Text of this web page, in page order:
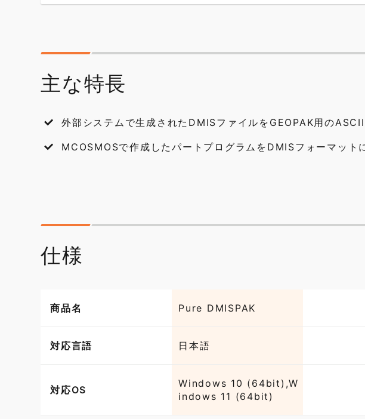
主な特長
外部システムで生成されたDMISファイルをGEOPAK用の
MCOSMOSで作成したパートプログラムをDMISフォーマット
仕様
商品名 Pure DMISPAK
対応言語 日本語
対応OS
Windows 10 (64bit),W
indows 11 (64bit)